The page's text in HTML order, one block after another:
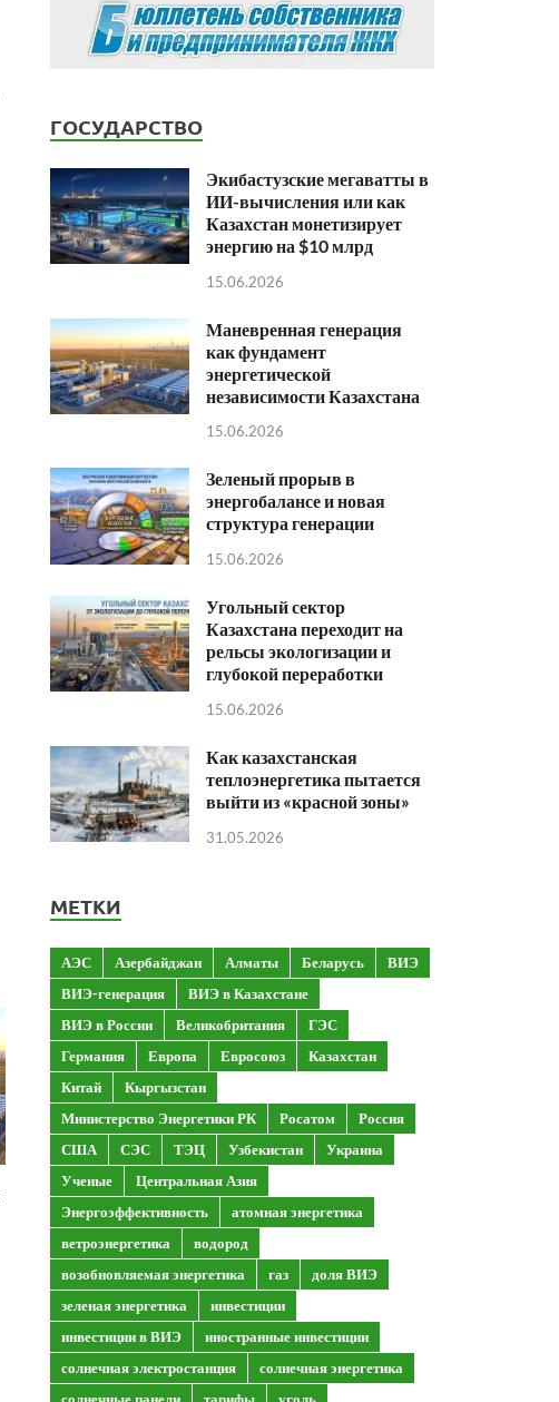
ГОСУДАРСТВО
Экибастузские мегаватты в
ИИ-вычисления или как
Казахстан монетизирует
энергию на $10 млрд
15.06.2026
Маневренная генерация
как фундамент
энергетической
независимости Казахстана
15.06.2026
Зеленый прорыв в
энергобалансе и новая
структура генерации
15.06.2026
Угольный сектор
Казахстана переходит на
рельсы экологизации и
глубокой переработки
15.06.2026
Как казахстанская
теплоэнергетика пытается
выйти из «красной зоны»
31.05.2026
МЕТКИ
АЭС Азербайджан Алматы Беларусь
ВИЭ
ВИЭ-генерация
ВИЭ в Казахстане
ВИЭ в России
Великобритания
ГЭС
Германия
Европа Евросоюз
Казахстан
Китай
Кыргызстан
Министерство Энергетики РК
Росатом
Россия
США
СЭС ТЭЦ Узбекистан
Украина
Ученые
Центральная Азия
Энергоэффективность
атомная энергетика
ветроэнергетика
водород
возобновляемая энергетика
газ
доля ВИЭ
зеленая энергетика
инвестиции
инвестиции в ВИЭ
иностранные инвестиции
солнечная электростанция
солнечная энергетика
солнечные панели
тарифы уголь